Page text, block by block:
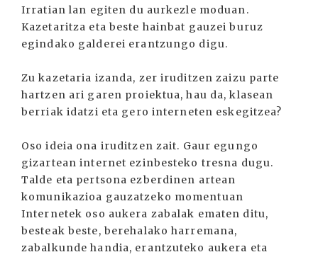
Irratian lan egiten du aurkezle moduan.
Kazetaritza eta beste hainbat gauzei buruz
egindako galderei erantzungo digu.
Zu kazetaria izanda, zer iruditzen zaizu parte
hartzen ari garen proiektua, hau da, klasean
berriak idatzi eta gero interneten eskegitzea?
Oso ideia ona iruditzen zait. Gaur egungo
gizartean internet ezinbesteko tresna dugu.
Talde eta pertsona ezberdinen artean
komunikazioa gauzatzeko momentuan
Internetek oso aukera zabalak ematen ditu,
besteak beste, berehalako harremana,
zabalkunde handia, erantzuteko aukera eta